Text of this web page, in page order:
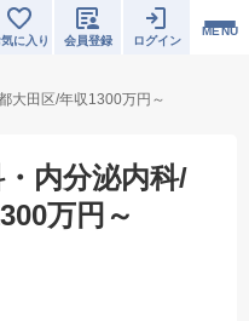
MENU
に入り 会員登録 ログイン
大田区/年収1300万円～
・内分泌内科/
万円～